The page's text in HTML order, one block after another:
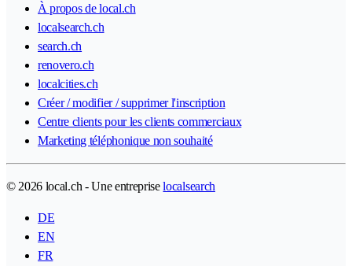
À propos de local.ch
localsearch.ch
search.ch
renovero.ch
localcities.ch
Créer / modifier / supprimer l'inscription
Centre clients pour les clients commerciaux
Marketing téléphonique non souhaité
© 2026 local.ch - Une entrepriselocalsearch
DE
EN
FR